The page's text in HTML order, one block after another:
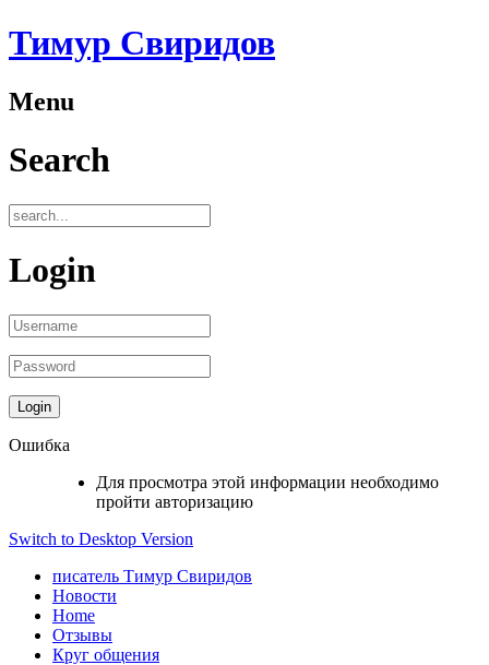
Тимур Свиридов
Menu
Search
Login
Ошибка
Для просмотра этой информации необходимо
пройти авторизацию
Switch to Desktop Version
писатель Тимур Свиридов
Новости
Home
Отзывы
Круг общения